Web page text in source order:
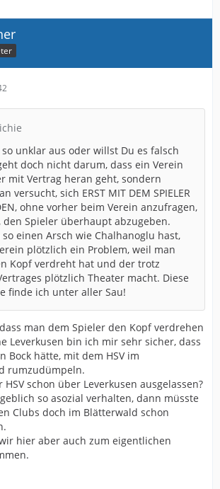
unklar aus oder willst Du es falsch
doch nicht darum, dass ein Verein
mit Vertrag heran geht, sondern
versucht, sich ERST MIT DEM SPIELER
ohne vorher beim Verein anzufragen,
Spieler überhaupt abzugeben.
einen Arsch wie Chalhanoglu hast,
plötzlich ein Problem, weil man
Kopf verdreht hat und der trotz
plötzlich Theater macht. Diese
finde ich unter aller Sau!
man dem Spieler den Kopf verdrehen
Leverkusen bin ich mir sehr sicher, dass
Bock hätte, mit dem HSV im
rumzudümpeln.
schon über Leverkusen ausgelassen?
so asozial verhalten, dann müsste
Clubs doch im Blätterwald schon
hier aber auch zum eigentlichen